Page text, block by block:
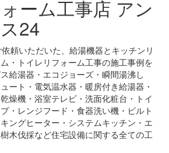
ーム工事店 アン
24
頼いただいた、給湯機器とキッチンリ
・トイレリフォーム工事の施工事例を
給湯器・エコジョーズ・瞬間湯沸し
ート・電気温水器・暖房付き給湯器・
燥機・浴室テレビ・洗面化粧台・トイ
・レンジフード・食器洗い機・ビルト
ングヒーター・システムキッチン・エ
木伐採など住宅設備に関する全ての工